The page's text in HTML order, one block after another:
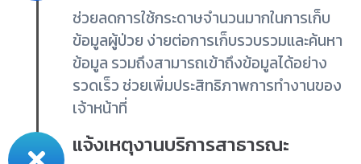
ช่วยลดการใช้กระดาษจำนวนมากในการเก็บ
ข้อมูลผู้ป่วย ง่ายต่อการเก็บรวบรวมและค้นหา
ข้อมูล รวมถึงสามารถเข้าถึงข้อมูลได้อย่าง
รวดเร็ว ช่วยเพิ่มประสิทธิภาพการทำงานของ
เจ้าหน้าที่
แจ้งเหตุงานบริการสาธารณะ